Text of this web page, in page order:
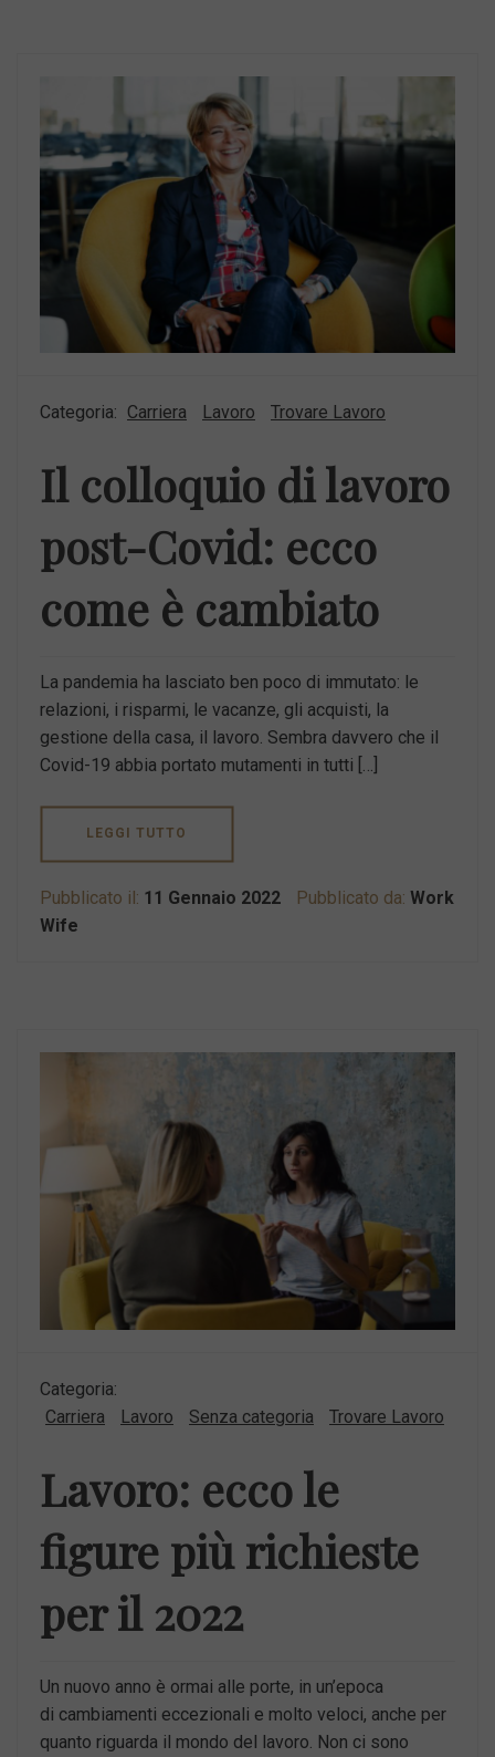
Categoria: Carriera Lavoro Trovare Lavoro
Il colloquio di lavoro
post-Covid: ecco
come è cambiato
La pandemia ha lasciato ben poco di immutato: le
relazioni, i risparmi, le vacanze, gli acquisti, la
gestione della casa, il lavoro. Sembra davvero che il
Covid-19 abbia portato mutamenti in tutti […]
LEGGI TUTTO
Pubblicato il: 11 Gennaio 2022 Pubblicato da: Work
Wife
Categoria:
Carriera
Lavoro Senza categoria Trovare Lavoro
Lavoro: ecco le
figure più richieste
per il 2022
Un nuovo anno è ormai alle porte, in un’epoca
di cambiamenti eccezionali e molto veloci, anche per
quanto riguarda il mondo del lavoro. Non ci sono